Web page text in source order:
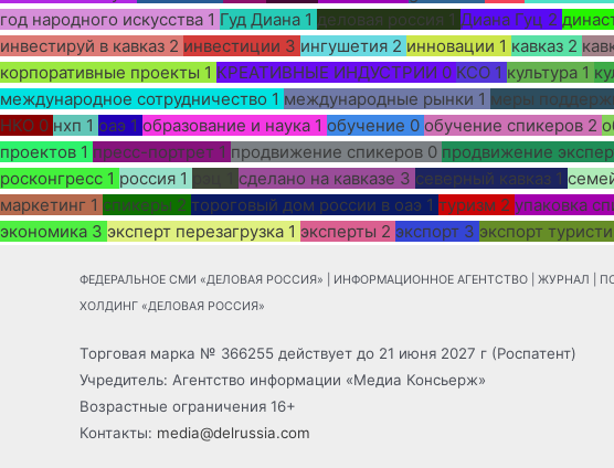
год народного искусства 1 Гуд Диана 1 деловая россия 1 Диана Гуц 2
инвестируй в кавказ 2 инвестиции 3 ингушетия 2 инновации 1 кавказ 2
корпоративные проекты 1 КРЕАТИВНЫЕ ИНДУСТРИИ 0 КСО 1 культура 1
международное сотрудничество 1 международные рынки 1 меры
НКО 0 нхп 1 оаэ 1 образование и наука 1 обучение 0 обучение спикеров 2
проектов 1 пресс-портрет 1 продвижение спикеров 0 продвижение
росконгресс 1 россия 1 сделано на кавказе 3 северный кавказ 1
маркетинг 1 спикеры 2 тороговый дом россии в оаэ 1 туризм 2 упаковка
экономика 3 эксперт перезагрузка 1 эксперты 2 экспорт 3 экспорт
ФЕДЕРАЛЬНОЕ СМИ «ДЕЛОВАЯ РОССИЯ» | ИНФОРМАЦИОННОЕ АГЕНТСТВО | ЖУРНАЛ |
ХОЛДИНГ «ДЕЛОВАЯ РОССИЯ»
Торговая марка № 366255 действует до 21 июня 2027 г (Роспатент)
Учредитель: Агентство информации «Медиа Консьерж»
Возрастные ограничения 16+
Контакты: media@delrussia.com